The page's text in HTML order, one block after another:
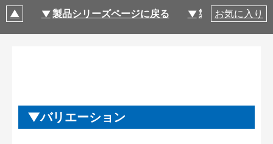
製品シリーズページに戻る 製品仕様
お気に入り
バリエーション